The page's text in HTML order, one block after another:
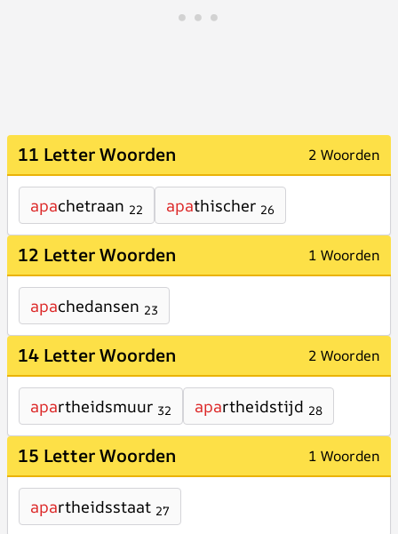
11 Letter Woorden 2 Woorden
apachetraan 22 apathischer 26
12 Letter Woorden 1 Woorden
apachedansen 23
14 Letter Woorden 2 Woorden
apartheidsmuur 32 apartheidstijd 28
15 Letter Woorden 1 Woorden
apartheidsstaat 27